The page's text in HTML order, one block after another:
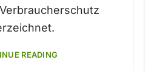
READING